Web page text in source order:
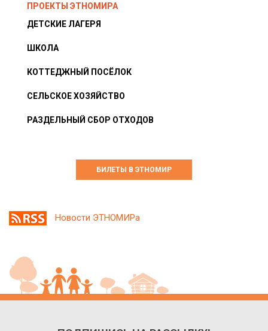
ПРОЕКТЫ ЭТНОМИРА
ДЕТСКИЕ ЛАГЕРЯ
ШКОЛА
КОТТЕДЖНЫЙ ПОСЁЛОК
СЕЛЬСКОЕ ХОЗЯЙСТВО
РАЗДЕЛЬНЫЙ СБОР ОТХОДОВ
БИЛЕТЫ В ЭТНОМИР
Новости ЭТНОМИРа